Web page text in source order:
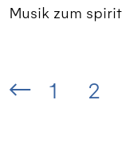
Musik zum
1 2